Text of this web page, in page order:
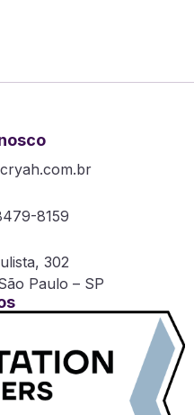
8159
302
Paulo – SP